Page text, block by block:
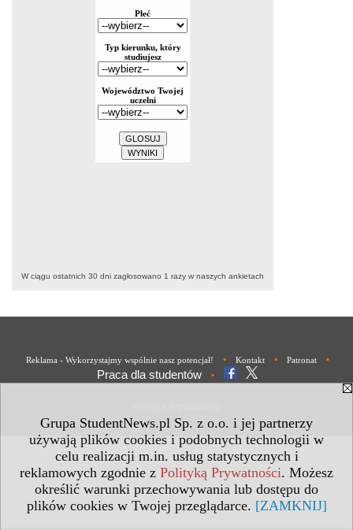
Grupa StudentNews.pl Sp. z o.o. i jej partnerzy
używają plików cookies i podobnych technologii w
celu realizacji m.in. usług statystycznych i
reklamowych zgodnie z Polityką Prywatności. Możesz
określić warunki przechowywania lub dostępu do
plików cookies w Twojej przeglądarce. [ZAMKNIJ]
W ciągu ostatnich 30 dni zagłosowano 1 razy w naszych ankietach
Reklama - Wykorzystajmy wspólnie nasz potencjał! • Kontakt • Patronat •
Praca dla studentów •